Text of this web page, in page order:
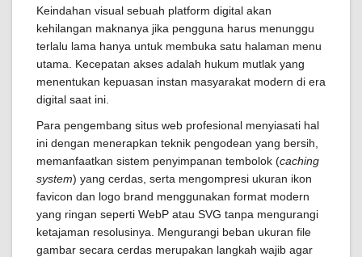
Keindahan visual sebuah platform digital akan
kehilangan maknanya jika pengguna harus menunggu
terlalu lama hanya untuk membuka satu halaman menu
utama. Kecepatan akses adalah hukum mutlak yang
menentukan kepuasan instan masyarakat modern di era
digital saat ini.
Para pengembang situs web profesional menyiasati hal
ini dengan menerapkan teknik pengodean yang bersih,
memanfaatkan sistem penyimpanan tembolok (caching
system) yang cerdas, serta mengompresi ukuran ikon
favicon dan logo brand menggunakan format modern
yang ringan seperti WebP atau SVG tanpa mengurangi
ketajaman resolusinya. Mengurangi beban ukuran file
gambar secara cerdas merupakan langkah wajib agar